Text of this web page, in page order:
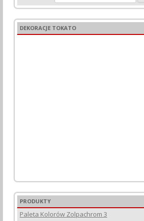
DEKORACJE TOKATO
PRODUKTY
Paleta Kolorów Zolpachrom 3